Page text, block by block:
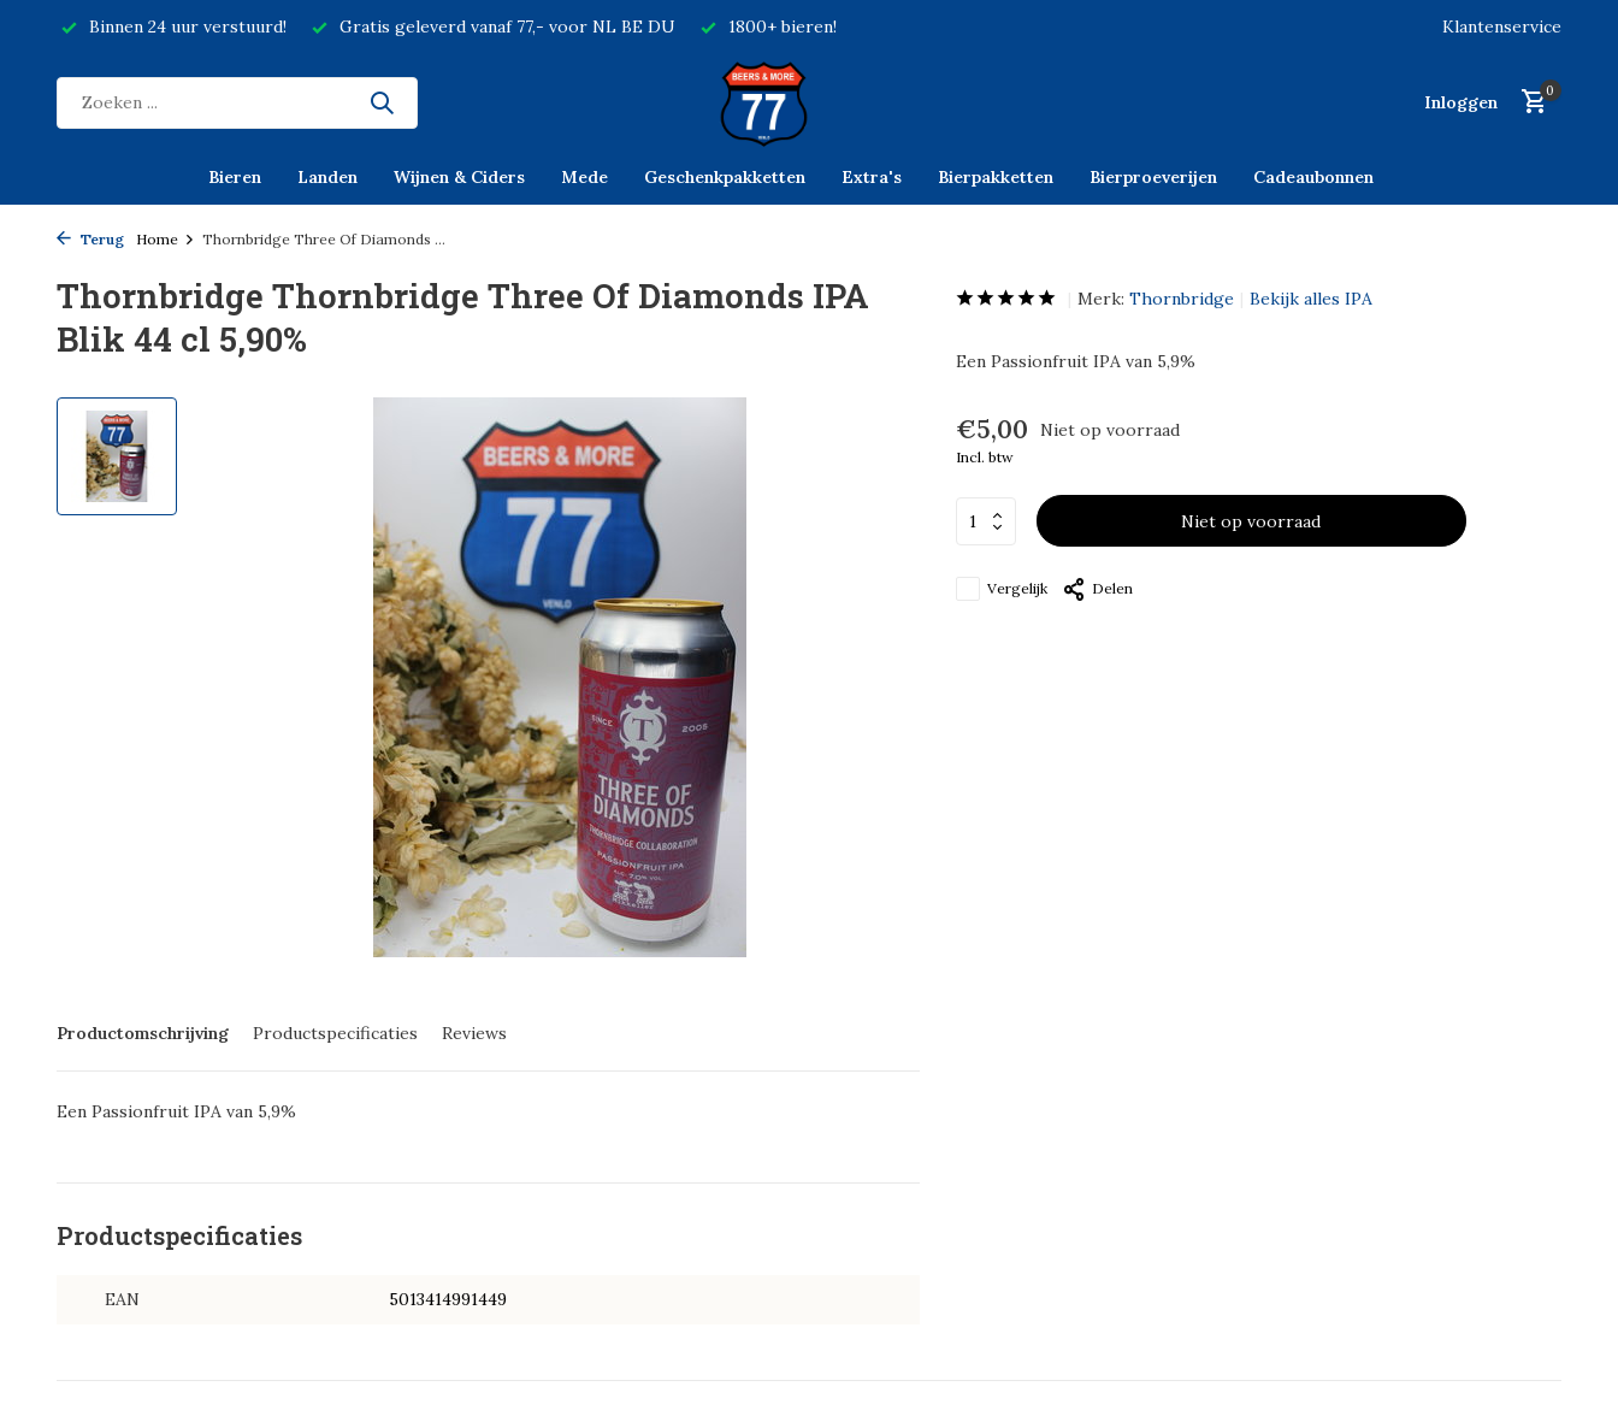
Binnen 24 uur verstuurd! Gratis geleverd vanaf 77,- voor NL BE DU 1800+ bieren! Klantenservice
Inloggen
0
Bieren Landen Wijnen & Ciders Mede Geschenkpakketten Extra's Bierpakketten Bierproeverijen Cadeaubonnen
Terug Home Thornbridge Three Of Diamonds ...
Thornbridge Thornbridge Three Of Diamonds IPA
Blik 44 cl 5,90%
Productomschrijving Productspecificaties Reviews
Een Passionfruit IPA van 5,9%
Productspecificaties
EAN 5013414991449
Merk: Thornbridge Bekijk alles IPA
Een Passionfruit IPA van 5,9%
€5,00 Niet op voorraad
Incl. btw
Niet op voorraad
Vergelijk Delen